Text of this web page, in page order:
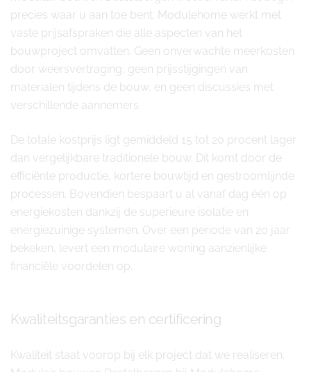
precies waar u aan toe bent. Modulehome werkt met
vaste prijsafspraken die alle aspecten van het
bouwproject omvatten. Geen onverwachte meerkosten
door weersvertraging, geen prijsstijgingen van
materialen tijdens de bouw, en geen discussies met
verschillende aannemers.
De totale kostprijs ligt gemiddeld 15 tot 20 procent lager
dan vergelijkbare traditionele bouw. Dit komt door de
efficiënte productie, kortere bouwtijd en gestroomlijnde
processen. Bovendien bespaart u al vanaf dag één op
energiekosten dankzij de superieure isolatie en
energiezuinige systemen. Over een periode van 20 jaar
bekeken, levert een modulaire woning aanzienlijke
financiële voordelen op.
Kwaliteitsgaranties en certificering
Kwaliteit staat voorop bij elk project dat we realiseren.